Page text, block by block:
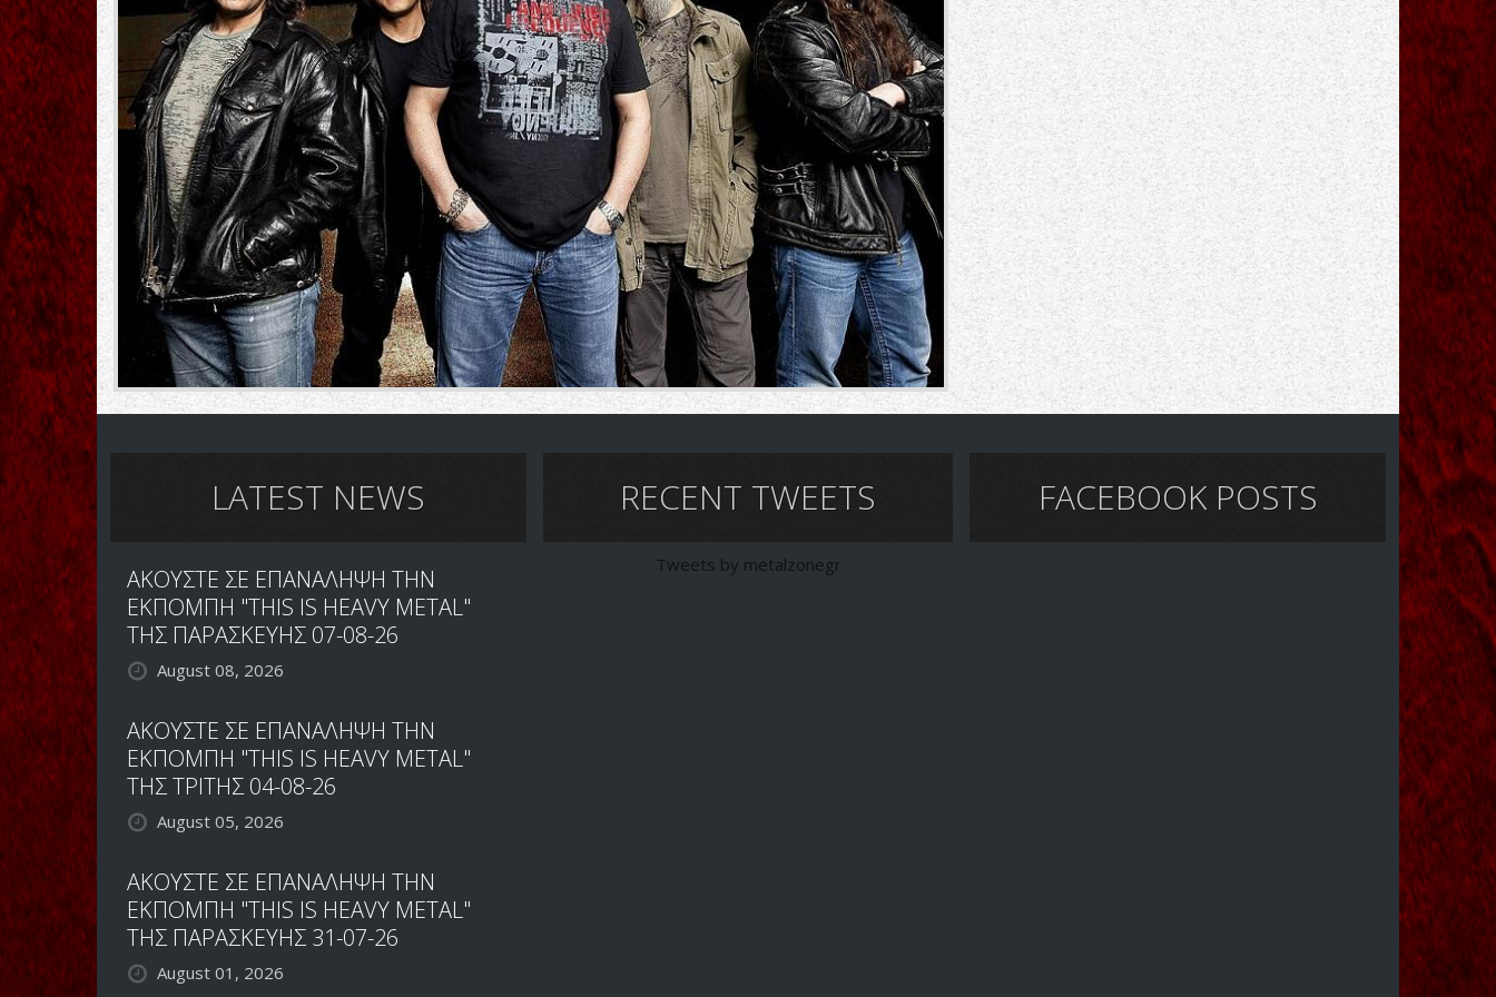
LATEST NEWS
ΑΚΟΥΣΤΕ ΣΕ ΕΠΑΝΑΛΗΨΗ ΤΗΝ
ΕΚΠΟΜΠΗ "THIS IS HEAVY METAL"
ΤΗΣ ΠΑΡΑΣΚΕΥΗΣ 07-08-26
August 08, 2026
ΑΚΟΥΣΤΕ ΣΕ ΕΠΑΝΑΛΗΨΗ ΤΗΝ
ΕΚΠΟΜΠΗ "THIS IS HEAVY METAL"
ΤΗΣ ΤΡΙΤΗΣ 04-08-26
August 05, 2026
ΑΚΟΥΣΤΕ ΣΕ ΕΠΑΝΑΛΗΨΗ ΤΗΝ
ΕΚΠΟΜΠΗ "THIS IS HEAVY METAL"
ΤΗΣ ΠΑΡΑΣΚΕΥΗΣ 31-07-26
August 01, 2026
RECENT TWEETS
Tweets by metalzonegr
FACEBOOK POSTS